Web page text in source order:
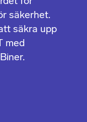
säkerhet.
säkra upp
med